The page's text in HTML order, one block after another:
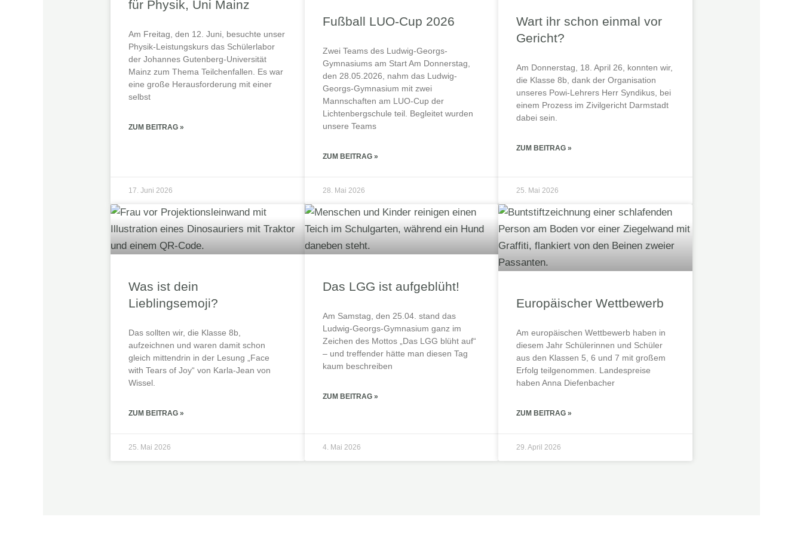
für Physik, Uni Mainz
Am Freitag, den 12. Juni, besuchte unser
Physik-Leistungskurs das Schülerlabor
der Johannes Gutenberg‑Universität
Mainz zum Thema Teilchenfallen. Es war
eine große Herausforderung mit einer
selbst
ZUM BEITRAG »
17. Juni 2026
Fußball LUO-Cup 2026
Zwei Teams des Ludwig-Georgs-
Gymnasiums am Start Am Donnerstag,
den 28.05.2026, nahm das Ludwig-
Georgs-Gymnasium mit zwei
Mannschaften am LUO-Cup der
Lichtenbergschule teil. Begleitet wurden
unsere Teams
ZUM BEITRAG »
28. Mai 2026
Wart ihr schon einmal vor
Gericht?
Am Donnerstag, 18. April 26, konnten wir,
die Klasse 8b, dank der Organisation
unseres Powi-Lehrers Herr Syndikus, bei
einem Prozess im Zivilgericht Darmstadt
dabei sein.
ZUM BEITRAG »
25. Mai 2026
Was ist dein
Lieblingsemoji?
Das sollten wir, die Klasse 8b,
aufzeichnen und waren damit schon
gleich mittendrin in der Lesung „Face
with Tears of Joy“ von Karla-Jean von
Wissel.
ZUM BEITRAG »
25. Mai 2026
Das LGG ist aufgeblüht!
Am Samstag, den 25.04. stand das
Ludwig-Georgs-Gymnasium ganz im
Zeichen des Mottos „Das LGG blüht auf“
– und treffender hätte man diesen Tag
kaum beschreiben
ZUM BEITRAG »
4. Mai 2026
Europäischer Wettbewerb
Am europäischen Wettbewerb haben in
diesem Jahr Schülerinnen und Schüler
aus den Klassen 5, 6 und 7 mit großem
Erfolg teilgenommen. Landespreise
haben Anna Diefenbacher
ZUM BEITRAG »
29. April 2026